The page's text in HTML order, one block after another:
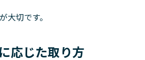
大切です。
応じた取り方